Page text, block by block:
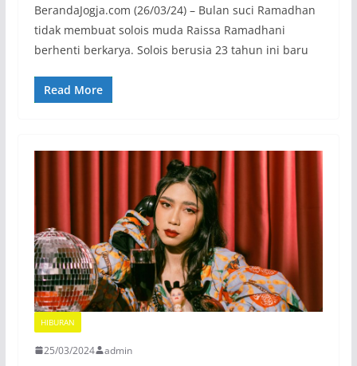
BerandaJogja.com (26/03/24) – Bulan suci Ramadhan
tidak membuat solois muda Raissa Ramadhani
berhenti berkarya. Solois berusia 23 tahun ini baru
Read More
HIBURAN
25/03/2024 admin